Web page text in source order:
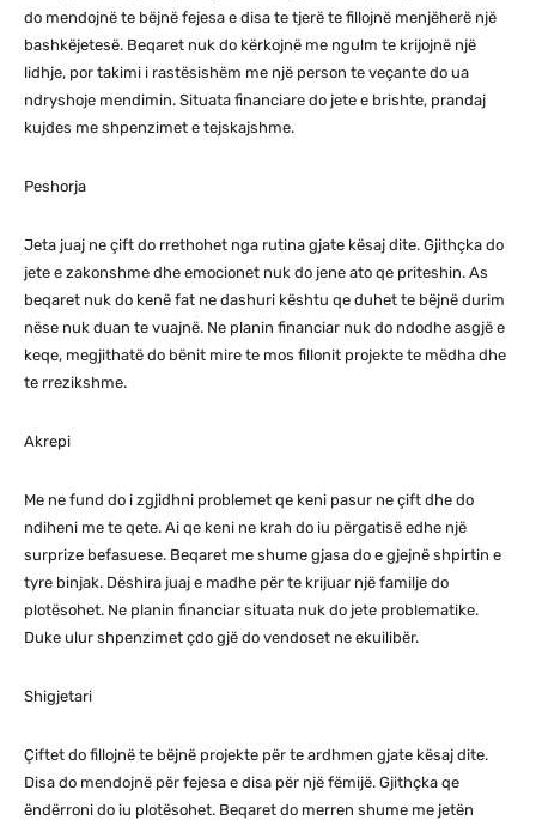
do mendojnë te bëjnë fejesa e disa te tjerë te fillojnë menjëherë një
bashkëjetesë. Beqaret nuk do kërkojnë me ngulm te krijojnë një
lidhje, por takimi i rastësishëm me një person te veçante do ua
ndryshoje mendimin. Situata financiare do jete e brishte, prandaj
kujdes me shpenzimet e tejskajshme.
Peshorja
Jeta juaj ne çift do rrethohet nga rutina gjate kësaj dite. Gjithçka do
jete e zakonshme dhe emocionet nuk do jene ato qe priteshin. As
beqaret nuk do kenë fat ne dashuri kështu qe duhet te bëjnë durim
nëse nuk duan te vuajnë. Ne planin financiar nuk do ndodhe asgjë e
keqe, megjithatë do bënit mire te mos fillonit projekte te mëdha dhe
te rrezikshme.
Akrepi
Me ne fund do i zgjidhni problemet qe keni pasur ne çift dhe do
ndiheni me te qete. Ai qe keni ne krah do iu përgatisë edhe një
surprize befasuese. Beqaret me shume gjasa do e gjejnë shpirtin e
tyre binjak. Dëshira juaj e madhe për te krijuar një familje do
plotësohet. Ne planin financiar situata nuk do jete problematike.
Duke ulur shpenzimet çdo gjë do vendoset ne ekuilibër.
Shigjetari
Çiftet do fillojnë te bëjnë projekte për te ardhmen gjate kësaj dite.
Disa do mendojnë për fejesa e disa për një fëmijë. Gjithçka qe
ëndërroni do iu plotësohet. Beqaret do merren shume me jetën